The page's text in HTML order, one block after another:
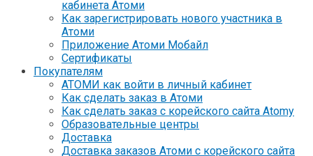
кабинета Атоми
Как зарегистрировать нового участника в
Атоми
Приложение Атоми Мобайл
Сертификаты
Покупателям
АТОМИ как войти в личный кабинет
Как сделать заказ в Атоми
Как сделать заказ с корейского сайта Atomy
Образовательные центры
Доставка
Доставка заказов Атоми с корейского сайта